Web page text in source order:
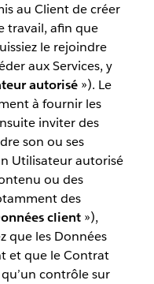
au Client de créer
travail, afin que
le rejoindre
aux Services, y
autorisé»). Le
à fournir les
inviter des
son ou ses
Utilisateur autorisé
ou des
des
client»),
que les Données
et que le Contrat
contrôle sur